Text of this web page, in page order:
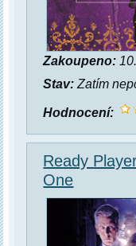
Zakoupeno:
Stav: Zatím
Hodnocení:
Ready
One